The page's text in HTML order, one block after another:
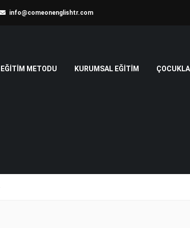
info@comeonenglishtr.com
EĞITIM METODU KURUMSAL EĞITIM